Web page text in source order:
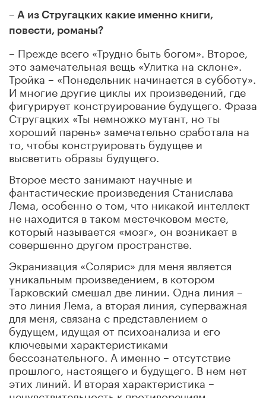
– А из Стругацких какие именно книги,
повести, романы?
– Прежде всего «Трудно быть богом». Второе,
это замечательная вещь «Улитка на склоне».
Тройка – «Понедельник начинается в субботу».
И многие другие циклы их произведений, где
фигурирует конструирование будущего. Фраза
Стругацких «Ты немножко мутант, но ты
хороший парень» замечательно сработала на
то, чтобы конструировать будущее и
высветить образы будущего.
Второе место занимают научные и
фантастические произведения Станислава
Лема, особенно о том, что никакой интеллект
не находится в таком местечковом месте,
который называется «мозг», он возникает в
совершенно другом пространстве.
Экранизация «Солярис» для меня является
уникальным произведением, в котором
Тарковский смешал две линии. Одна линия –
это линия Лема, а вторая линия, суперважная
для меня, связана с представлением о
будущем, идущая от психоанализа и его
ключевыми характеристиками
бессознательного. А именно – отсутствие
прошлого, настоящего и будущего. В нем нет
этих линий. И вторая характеристика –